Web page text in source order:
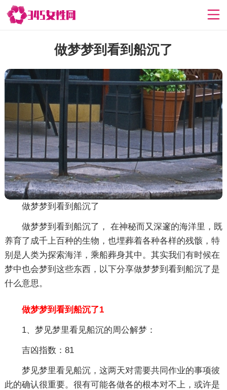
做梦梦到看到船沉了
做梦梦到看到船沉了
做梦梦到看到船沉了， 在神秘而又深邃的海洋里，既
养育了成千上百种的生物，也埋葬着各种各样的残骸，特
别是人类为探索海洋，乘船葬身其中。其实我们有时候在
梦中也会梦到这些东西，以下分享做梦梦到看到船沉了是
什么意思。
做梦梦到看到船沉了1
1、梦见梦里看见船沉的周公解梦：
吉凶指数：81
梦见梦里看见船沉，这两天对需要共同作业的事项彼
此的确认很重要。很有可能各做各的根本对不上，或许是